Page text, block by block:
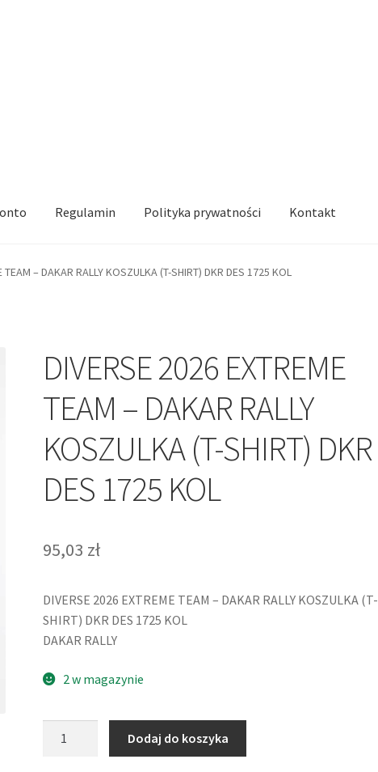
Regulamin Polityka prywatności Kontakt
TEAM – DAKAR RALLY KOSZULKA (T-SHIRT) DKR DES 1725 KOL
DIVERSE 2026 EXTREME
TEAM – DAKAR RALLY
KOSZULKA (T-SHIRT) DKR
DES 1725 KOL
95,03 zł
DIVERSE 2026 EXTREME TEAM – DAKAR RALLY KOSZULKA (T-
SHIRT) DKR DES 1725 KOL
DAKAR RALLY
2 w magazynie
Dodaj do koszyka